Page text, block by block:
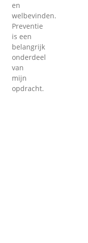
en
welbevinden.
Preventie
is een
belangrijk
onderdeel
van
mijn
opdracht.